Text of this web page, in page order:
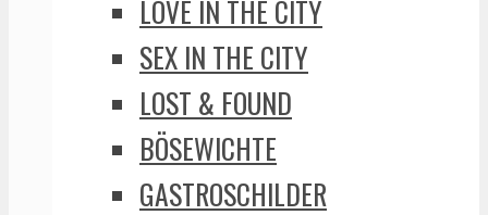
LOVE IN THE CITY
SEX IN THE CITY
LOST & FOUND
BÖSEWICHTE
GASTROSCHILDER